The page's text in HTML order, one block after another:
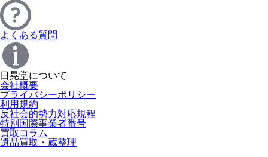
よくある質問
日晃堂について
会社概要
プライバシーポリシー
利用規約
反社会的勢力対応規程
特別国際事業者番号
買取コラム
遺品買取・蔵整理